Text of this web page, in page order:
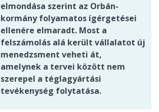
elmondása szerint az Orbán-
kormány folyamatos ígérgetései
ellenére elmaradt. Most a
felszámolás alá került vállalatot új
menedzsment veheti át,
amelynek a tervei között nem
szerepel a téglagyártási
tevékenység folytatása.